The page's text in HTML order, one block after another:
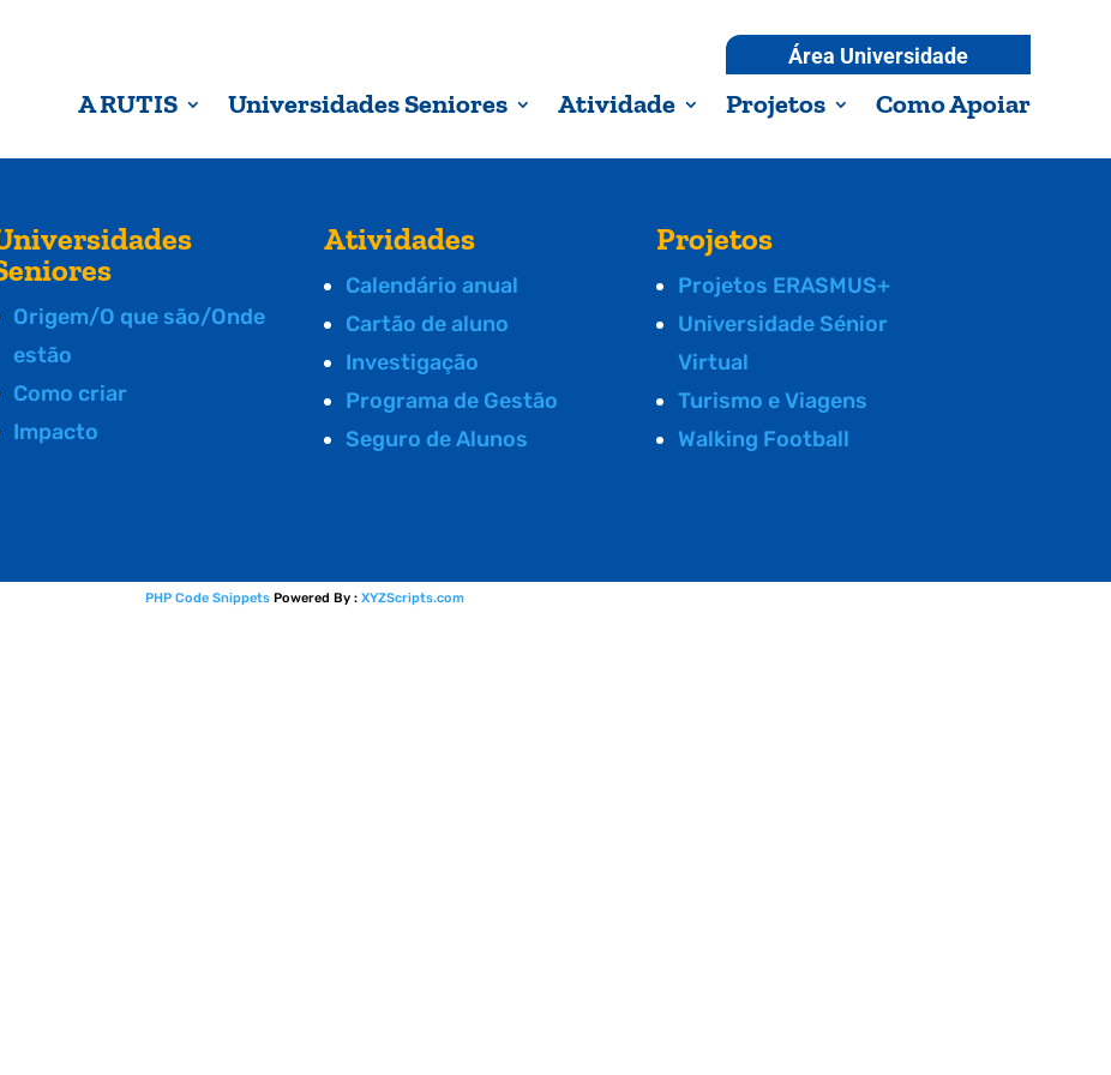
Área Universidade
A RUTIS Universidades Seniores Atividade Projetos Como Apoiar
Origem/O que são/Onde
estão
Como criar
Impacto
Atividades
Calendário anual
Cartão de aluno
Investigação
Programa de Gestão
Seguro de Alunos
Projetos
Projetos ERASMUS+
Universidade Sénior
Virtual
Turismo e Viagens
Walking Football
PHP Code Snippets Powered By : XYZScripts.com